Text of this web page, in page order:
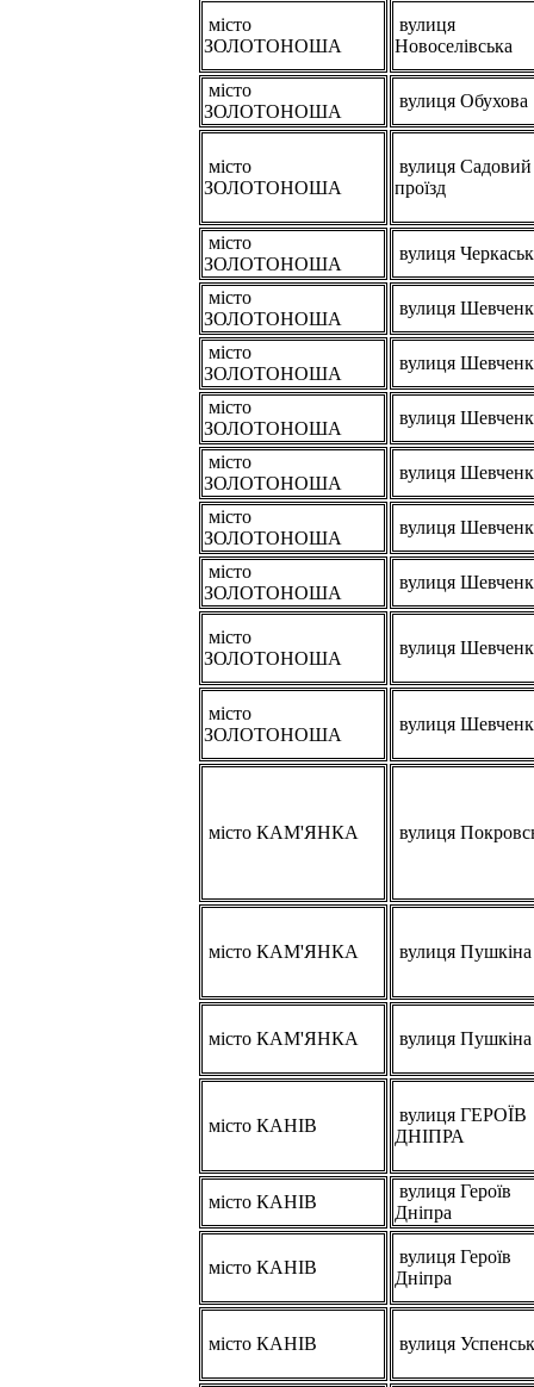
місто
ЗОЛОТОНОША
вулиця
Новоселівська
місто
ЗОЛОТОНОША
вулиця Обухова
місто
ЗОЛОТОНОША
вулиця Садовий
проїзд
місто
ЗОЛОТОНОША
вулиця
місто
ЗОЛОТОНОША
вулиця
місто
ЗОЛОТОНОША
вулиця
місто
ЗОЛОТОНОША
вулиця
місто
ЗОЛОТОНОША
вулиця
місто
ЗОЛОТОНОША
вулиця
місто
ЗОЛОТОНОША
вулиця
місто
ЗОЛОТОНОША
вулиця
місто
ЗОЛОТОНОША
вулиця
місто КАМ'ЯНКА вулиця
місто КАМ'ЯНКА вулиця Пушкіна
місто КАМ'ЯНКА вулиця Пушкіна
місто КАНІВ
вулиця ГЕРОЇВ
ДНІПРА
місто КАНІВ
вулиця Героїв
Дніпра
місто КАНІВ
вулиця Героїв
Дніпра
місто КАНІВ вулиця